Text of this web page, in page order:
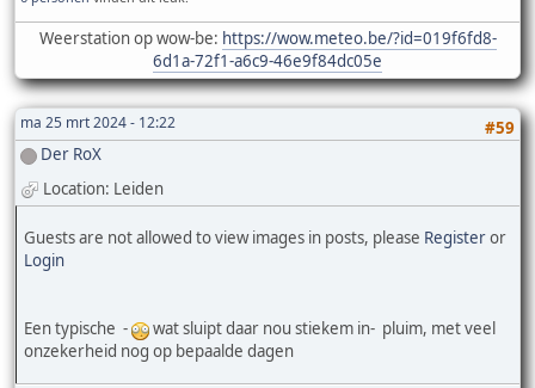
Weerstation op wow-be: https://wow.meteo.be/?id=019f6fd8-
6d1a-72f1-a6c9-46e9f84dc05e
ma 25 mrt 2024 - 12:22
#59
Der RoX
Location: Leiden
Guests are not allowed to view images in posts, please Registeror
Login
Een typische -
wat sluipt daar nou stiekem in- pluim, met veel
onzekerheid nog op bepaalde dagen